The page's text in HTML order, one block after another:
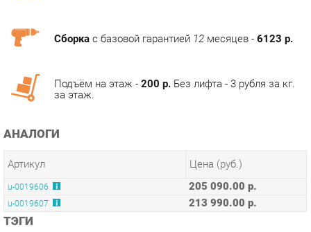
АНАЛОГИ
u-0019606 205 090.00 р.
u-0019607 213 990.00 р.
ТЭГИ
КАБИНЕТ BORN
КОЛЛЕКЦИИ